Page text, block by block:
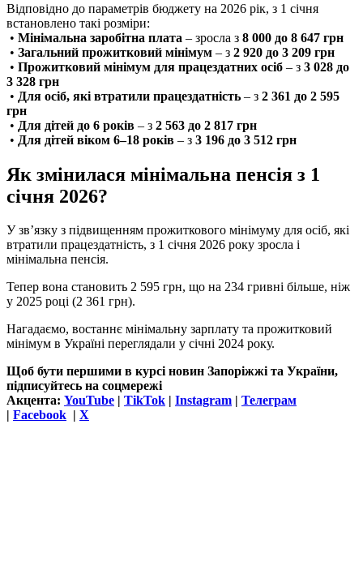
Відповідно до параметрів бюджету на 2026 рік, з 1 січня
встановлено такі розміри:
• Мінімальна заробітна плата – зросла з 8 000 до 8 647 грн
• Загальний прожитковий мінімум – з 2 920 до 3 209 грн
• Прожитковий мінімум для працездатних осіб – з 3 028 до
3 328 грн
• Для осіб, які втратили працездатність – з 2 361 до 2 595
грн
• Для дітей до 6 років – з 2 563 до 2 817 грн
• Для дітей віком 6–18 років – з 3 196 до 3 512 грн
Як змінилася мінімальна пенсія з 1
січня 2026?
У зв’язку з підвищенням прожиткового мінімуму для осіб, які
втратили працездатність, з 1 січня 2026 року зросла і
мінімальна пенсія.
Тепер вона становить 2 595 грн, що на 234 гривні більше, ніж
у 2025 році (2 361 грн).
Нагадаємо, востаннє мінімальну зарплату та прожитковий
мінімум в Україні переглядали у січні 2024 року.
Щоб бути першими в курсі новин Запоріжжі та України,
підписуйтесь на соцмережі
Акцента: YouTube | TikTok | Instagram | Телеграм
| Facebook | Х